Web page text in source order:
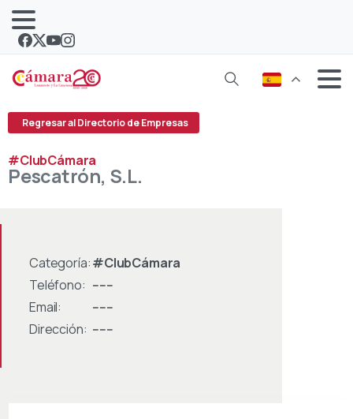
Regresar al Directorio de Empresas
#ClubCámara
Pescatrón, S.L.
Categoría:#ClubCámara
Teléfono: ------
Email:
------
Dirección: ------